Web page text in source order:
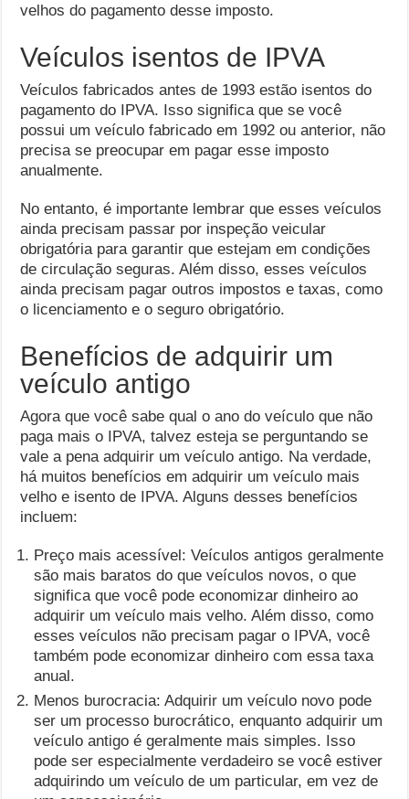
velhos do pagamento desse imposto.
Veículos isentos de IPVA
Veículos fabricados antes de 1993 estão isentos do
pagamento do IPVA. Isso significa que se você
possui um veículo fabricado em 1992 ou anterior, não
precisa se preocupar em pagar esse imposto
anualmente.
No entanto, é importante lembrar que esses veículos
ainda precisam passar por inspeção veicular
obrigatória para garantir que estejam em condições
de circulação seguras. Além disso, esses veículos
ainda precisam pagar outros impostos e taxas, como
o licenciamento e o seguro obrigatório.
Benefícios de adquirir um
veículo antigo
Agora que você sabe qual o ano do veículo que não
paga mais o IPVA, talvez esteja se perguntando se
vale a pena adquirir um veículo antigo. Na verdade,
há muitos benefícios em adquirir um veículo mais
velho e isento de IPVA. Alguns desses benefícios
incluem:
Preço mais acessível: Veículos antigos geralmente
são mais baratos do que veículos novos, o que
significa que você pode economizar dinheiro ao
adquirir um veículo mais velho. Além disso, como
esses veículos não precisam pagar o IPVA, você
também pode economizar dinheiro com essa taxa
anual.
Menos burocracia: Adquirir um veículo novo pode
ser um processo burocrático, enquanto adquirir um
veículo antigo é geralmente mais simples. Isso
pode ser especialmente verdadeiro se você estiver
adquirindo um veículo de um particular, em vez de